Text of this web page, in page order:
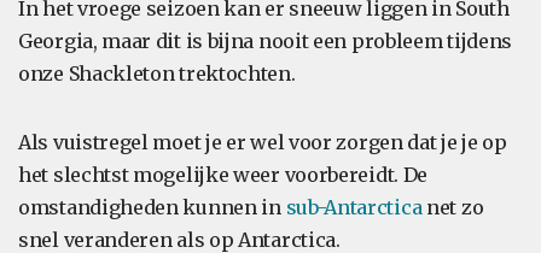
In het vroege seizoen kan er sneeuw liggen in South
Georgia, maar dit is bijna nooit een probleem tijdens
onze Shackleton trektochten.
Als vuistregel moet je er wel voor zorgen dat je je op
het slechtst mogelijke weer voorbereidt. De
omstandigheden kunnen in sub-Antarcticanet zo
snel veranderen als op Antarctica.